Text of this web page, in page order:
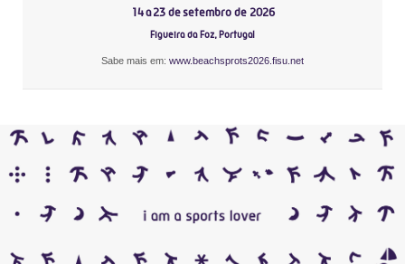
14 a 23 de setembro de 2026
Figueira da Foz, Portugal
Sabe mais em: www.beachsprots2026.fisu.net